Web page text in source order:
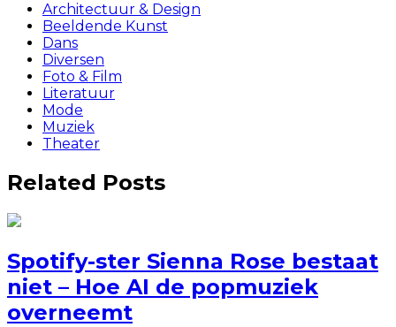
Architectuur & Design
Beeldende Kunst
Dans
Diversen
Foto & Film
Literatuur
Mode
Muziek
Theater
Related Posts
Spotify-ster Sienna Rose bestaat
niet – Hoe AI de popmuziek
overneemt